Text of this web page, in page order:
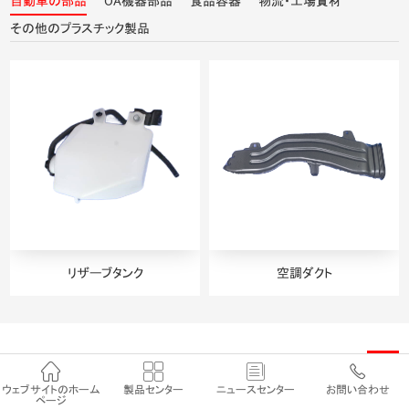
その他のプラスチック製品
リザーブタンク 空調ダクト
技術サポート

ウェブサイトのホーム
ページ

製品センター

ニュースセンター

お問い合わせ